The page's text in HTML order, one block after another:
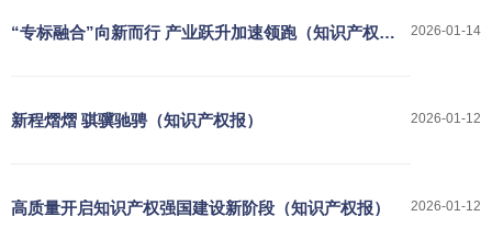
2026-01-14
“专标融合”向新而行 产业跃升加速领跑（知识产权
2026-01-12
新程熠熠 骐骥驰骋（知识产权报）
2026-01-12
高质量开启知识产权强国建设新阶段（知识产权报）